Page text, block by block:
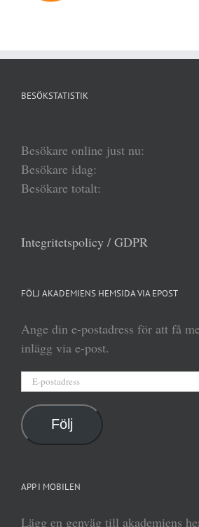
BESÖKSTATISTIK
Besökare online just nu:
Besökare idag:
Besökare totalt:
Integritetspolicy / GDPR
FÖLJ AKADEMIENS HEMSIDA VIA EPOST
Ange din e-postadress för att få
inlägg via e-post.
Följ
APP I MOBILEN
Lägg en genväg till akademiens